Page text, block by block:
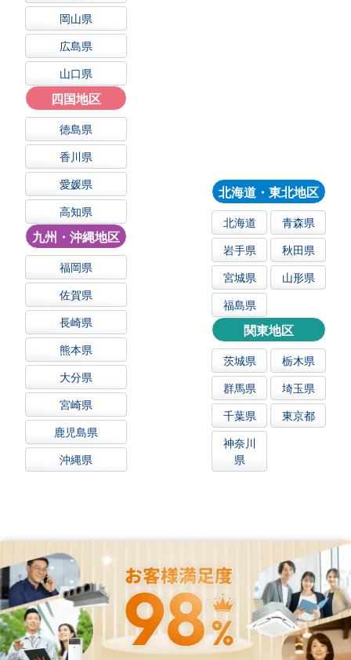
北海道・東北地区
北海道
青森県
岩手県
秋田県
宮城県
山形県
福島県
関東地区
茨城県
栃木県
群馬県
埼玉県
千葉県
東京都
神奈川
県
岡山県
広島県
山口県
四国地区
徳島県
香川県
愛媛県
高知県
九州・沖縄地区
福岡県
佐賀県
長崎県
熊本県
大分県
宮崎県
鹿児島県
沖縄県